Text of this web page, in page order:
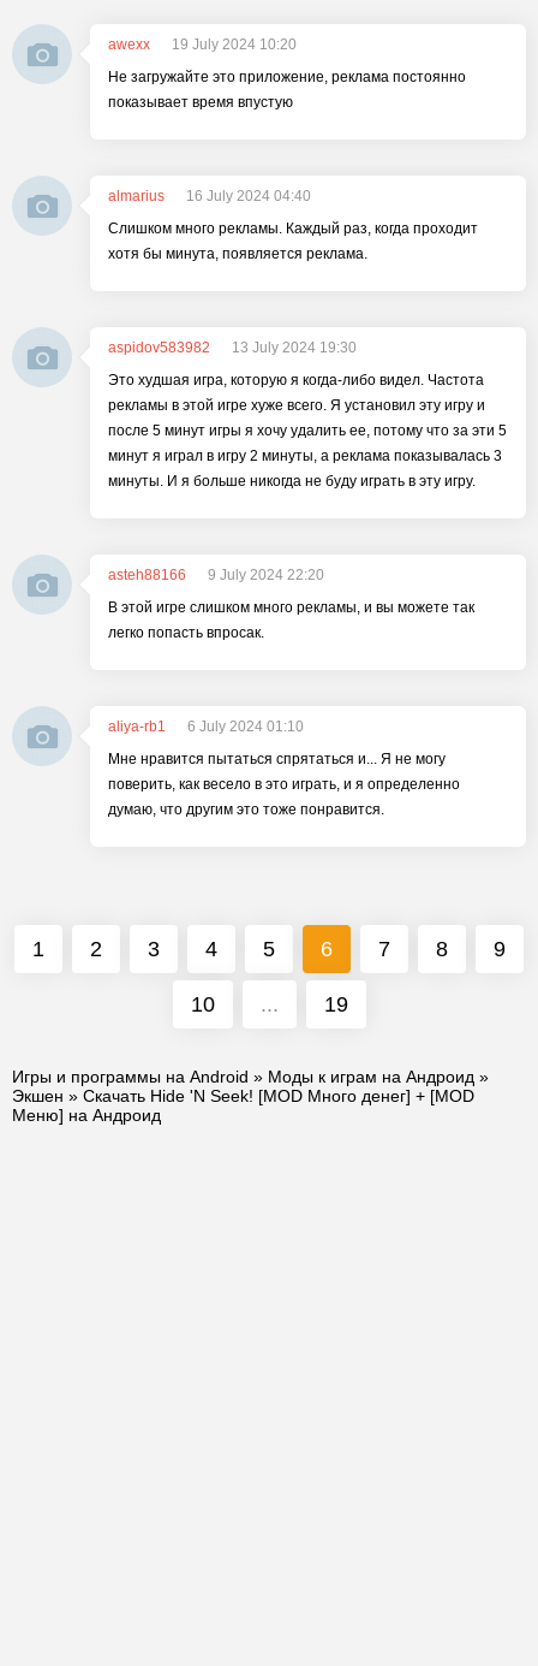
awexx
19 July 2024 10:20
Не загружайте это приложение, реклама постоянно
показывает время впустую
almarius
16 July 2024 04:40
Слишком много рекламы. Каждый раз, когда проходит
хотя бы минута, появляется реклама.
aspidov583982
13 July 2024 19:30
Это худшая игра, которую я когда-либо видел. Частота
рекламы в этой игре хуже всего. Я установил эту игру и
после 5 минут игры я хочу удалить ее, потому что за эти 5
минут я играл в игру 2 минуты, а реклама показывалась 3
минуты. И я больше никогда не буду играть в эту игру.
asteh88166
9 July 2024 22:20
В этой игре слишком много рекламы, и вы можете так
легко попасть впросак.
aliya-rb1
6 July 2024 01:10
Мне нравится пытаться спрятаться и... Я не могу
поверить, как весело в это играть, и я определенно
думаю, что другим это тоже понравится.
1 2 3 4 5 6 7 8 9
10 ... 19
Игры и программы на Android » Моды к играм на Андроид »
Экшен » Скачать Hide 'N Seek! [MOD Много денег] + [MOD
Меню] на Андроид